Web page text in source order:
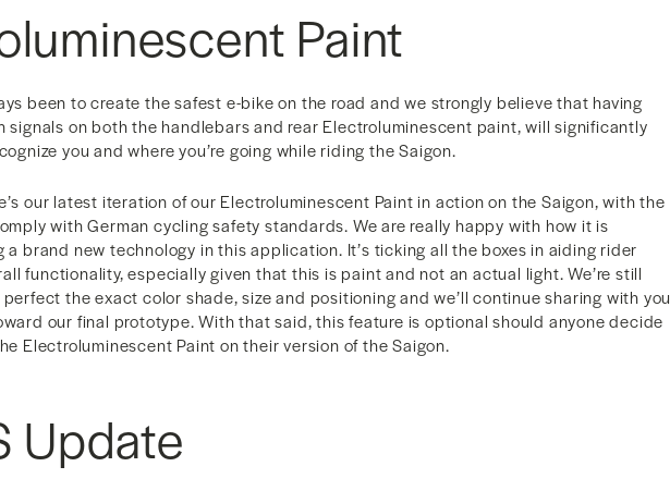
Paint
been to create the safest e-bike on the road and we strongly believe that having
signals on both the handlebars and rear Electroluminescent paint, will significantly
you and where you’re going while riding the Saigon.
our latest iteration of our Electroluminescent Paint in action on the Saigon, with the
with German cycling safety standards. We are really happy with how it is
a brand new technology in this application. It’s ticking all the boxes in aiding rider
functionality, especially given that this is paint and not an actual light. We’re still
the exact color shade, size and positioning and we’ll continue sharing with you
our final prototype. With that said, this feature is optional should anyone decide
Electroluminescent Paint on their version of the Saigon.
Update